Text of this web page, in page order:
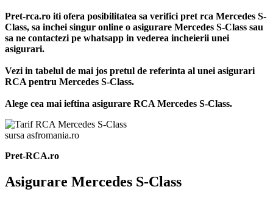
Pret-rca.ro iti ofera posibilitatea sa verifici pret rca Mercedes S-
Class, sa inchei singur online o asigurare Mercedes S-Class sau
sa ne contactezi pe whatsapp in vederea incheierii unei
asigurari.
Vezi in tabelul de mai jos pretul de referinta al unei asigurari
RCA pentru Mercedes S-Class.
Alege cea mai ieftina asigurare RCA Mercedes S-Class.
sursa asfromania.ro
Pret-RCA.ro
Asigurare Mercedes S-Class